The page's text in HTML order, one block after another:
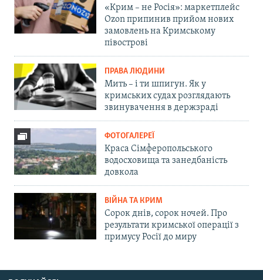
«Крим – не Росія»: маркетплейс
Ozon припинив прийом нових
замовлень на Кримському
півострові
ПРАВА ЛЮДИНИ
Мить – і ти шпигун. Як у
кримських судах розглядають
звинувачення в держзраді
ФОТОГАЛЕРЕЇ
Краса Сімферопольського
водосховища та занедбаність
довкола
ВІЙНА ТА КРИМ
Сорок днів, сорок ночей. Про
результати кримської операції з
примусу Росії до миру